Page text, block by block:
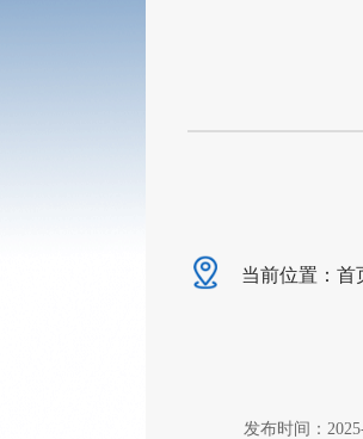
当前位置： 首
发布时间：